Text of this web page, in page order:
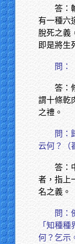
答：
有一種六
脫死之義
即是將生
問：
答：
謂十條乾
之禮。
問：
云何？（
答：
者，指上
名之義。
問：
「知種
何？乞示